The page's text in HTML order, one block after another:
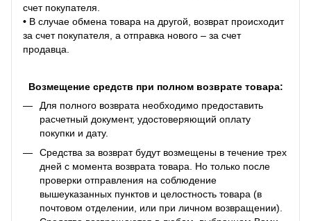
счет покупателя.
• В случае обмена товара на другой, возврат происходит
за счет покупателя, а отправка нового – за счет
продавца.
Возмещение средств при полном возврате товара:
Для полного возврата необходимо предоставить
расчетный документ, удостоверяющий оплату
покупки и дату.
Средства за возврат будут возмещены в течение трех
дней с момента возврата товара. Но только после
проверки отправления на соблюдение
вышеуказанных пунктов и целостность товара (в
почтовом отделении, или при личном возвращении).